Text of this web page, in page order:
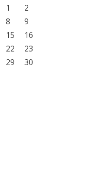
1
2
8
9
15
16
22
23
29
30